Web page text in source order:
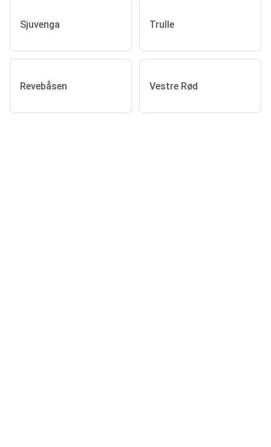
Sjuvenga Trulle
Revebåsen Vestre Rød